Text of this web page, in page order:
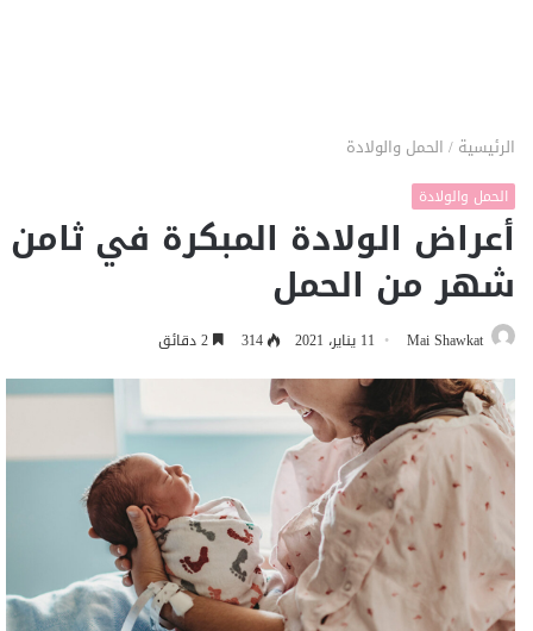
الرئيسية / الحمل والولادة
الحمل والولادة
أعراض الولادة المبكرة في ثامن
شهر من الحمل
Mai Shawkat 11 يناير، 2021 314